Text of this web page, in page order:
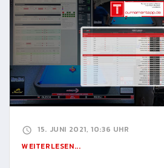
15. JUNI 2021, 10:36 UHR
WEITERLESEN...